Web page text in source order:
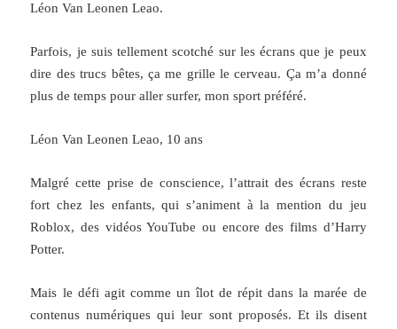
Léon Van Leonen Leao.
Parfois, je suis tellement scotché sur les écrans que je peux
dire des trucs bêtes, ça me grille le cerveau. Ça m’a donné
plus de temps pour aller surfer, mon sport préféré.
Léon Van Leonen Leao, 10 ans
Malgré cette prise de conscience, l’attrait des écrans reste
fort chez les enfants, qui s’animent à la mention du jeu
Roblox, des vidéos YouTube ou encore des films d’Harry
Potter.
Mais le défi agit comme un îlot de répit dans la marée de
contenus numériques qui leur sont proposés. Et ils disent